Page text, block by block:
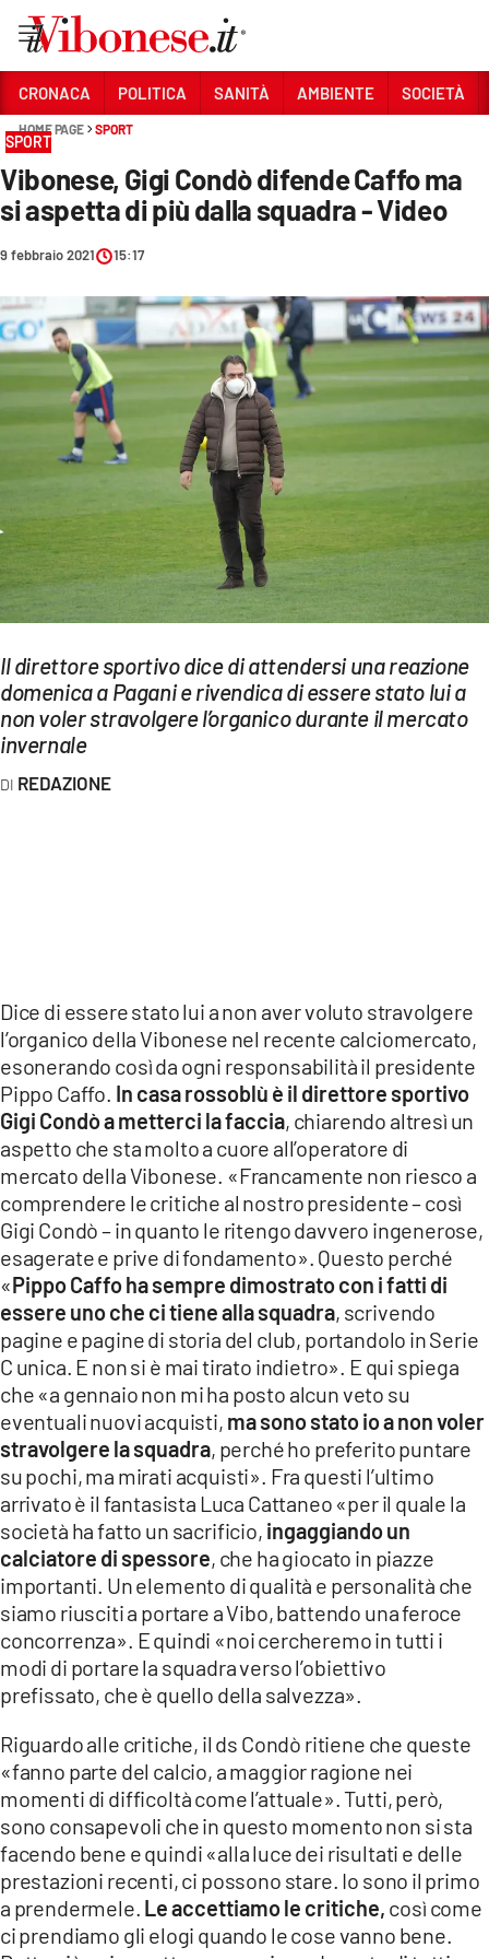
Sezioni
CRONACA
POLITICA
SANITÀ
AMBIENTE
SOCIETÀ
CULTURA
ECONOMIA E LAVORO
SPORT
Streaming
LAC NETWORK
LAC ONAIR
LACITYMAG.IT
ILREGGINO.IT
COSENZACHANNEL.IT
ILVIBONESE.IT
CATANZAROCHANNEL.IT
LACAPITALENEWS.IT
App
ANDROID
APPLE
CRONACA POLITICA SANITÀ AMBIENTE SOCIETÀ
HOME PAGE SPORT
SPORT
Vibonese, Gigi Condò difende Caffo ma
si aspetta di più dalla squadra - Video
9 febbraio 2021 15:17
Il direttore sportivo dice di attendersi una reazione
domenica a Pagani e rivendica di essere stato lui a
non voler stravolgere l’organico durante il mercato
invernale
REDAZIONE
Dice di essere stato lui a non aver voluto stravolgere
l’organico della Vibonese nel recente calciomercato,
esonerando così da ogni responsabilità il presidente
Pippo Caffo. In casa rossoblù è il direttore sportivo
Gigi Condò a metterci la faccia, chiarendo altresì un
aspetto che sta molto a cuore all’operatore di
mercato della Vibonese. «Francamente non riesco a
comprendere le critiche al nostro presidente – così
Gigi Condò – in quanto le ritengo davvero ingenerose,
esagerate e prive di fondamento». Questo perché
«Pippo Caffo ha sempre dimostrato con i fatti di
essere uno che ci tiene alla squadra, scrivendo
pagine e pagine di storia del club, portandolo in Serie
C unica. E non si è mai tirato indietro». E qui spiega
che «a gennaio non mi ha posto alcun veto su
eventuali nuovi acquisti, ma sono stato io a non voler
stravolgere la squadra, perché ho preferito puntare
su pochi, ma mirati acquisti». Fra questi l’ultimo
arrivato è il fantasista Luca Cattaneo «per il quale la
società ha fatto un sacrificio, ingaggiando un
calciatore di spessore, che ha giocato in piazze
importanti. Un elemento di qualità e personalità che
siamo riusciti a portare a Vibo, battendo una feroce
concorrenza». E quindi «noi cercheremo in tutti i
modi di portare la squadra verso l’obiettivo
prefissato, che è quello della salvezza».
Riguardo alle critiche, il ds Condò ritiene che queste
«fanno parte del calcio, a maggior ragione nei
momenti di difficoltà come l’attuale». Tutti, però,
sono consapevoli che in questo momento non si sta
facendo bene e quindi «alla luce dei risultati e delle
prestazioni recenti, ci possono stare. Io sono il primo
a prendermele. Le accettiamo le critiche, così come
ci prendiamo gli elogi quando le cose vanno bene.